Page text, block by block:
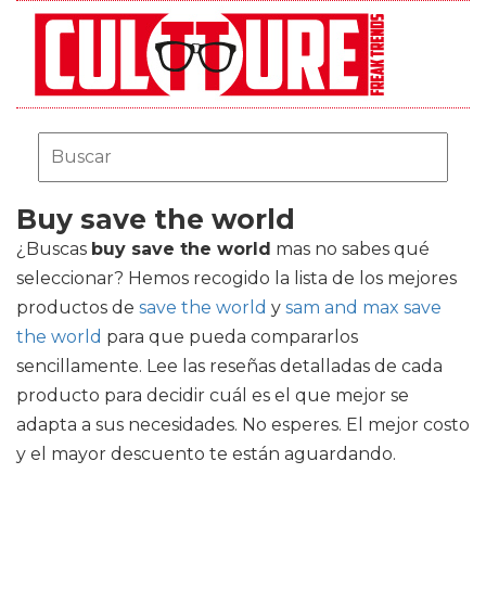
Buy save the world
¿Buscas buy save the world mas no sabes qué
seleccionar? Hemos recogido la lista de los mejores
productos de save the world y sam and max save
the world para que pueda compararlos
sencillamente. Lee las reseñas detalladas de cada
producto para decidir cuál es el que mejor se
adapta a sus necesidades. No esperes. El mejor costo
y el mayor descuento te están aguardando.